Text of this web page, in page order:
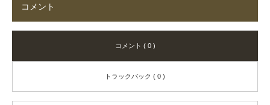
コメント
コメント ( 0 )
トラックバック ( 0 )